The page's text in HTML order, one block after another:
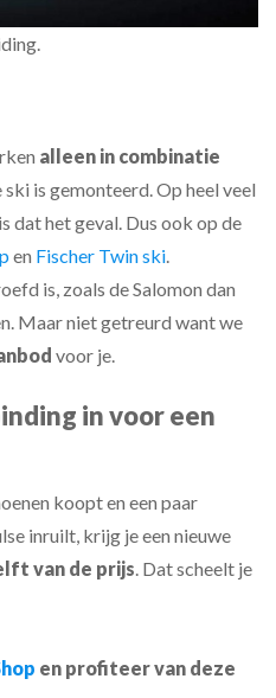
alleen in combinatie
ski is gemonteerd. Op heel veel
dat het geval. Dus ook op de
en Fischer Twin ski.
is, zoals de Salomon dan
Maar niet getreurd want we
voor je.
in voor een
koopt en een paar
inruilt, krijg je een nieuwe
van de prijs . Dat scheelt je
en profiteer van deze